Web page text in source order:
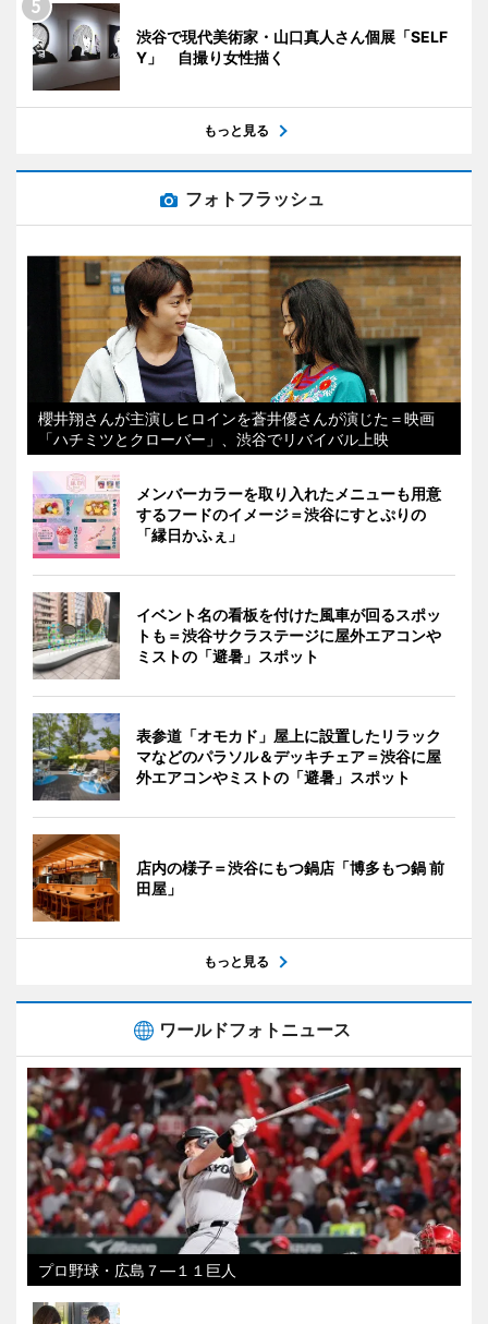
渋谷で現代美術家・山口真人さん個展「SELF
Y」 自撮り女性描く
もっと見る
フォトフラッシュ
櫻井翔さんが主演しヒロインを蒼井優さんが演じた＝映画
「ハチミツとクローバー」、渋谷でリバイバル上映
メンバーカラーを取り入れたメニューも用意
するフードのイメージ＝渋谷にすとぷりの
「縁日かふぇ」
イベント名の看板を付けた風車が回るスポッ
トも＝渋谷サクラステージに屋外エアコンや
ミストの「避暑」スポット
表参道「オモカド」屋上に設置したリラック
マなどのパラソル＆デッキチェア＝渋谷に屋
外エアコンやミストの「避暑」スポット
店内の様子＝渋谷にもつ鍋店「博多もつ鍋 前
田屋」
もっと見る
ワールドフォトニュース
プロ野球・広島７―１１巨人